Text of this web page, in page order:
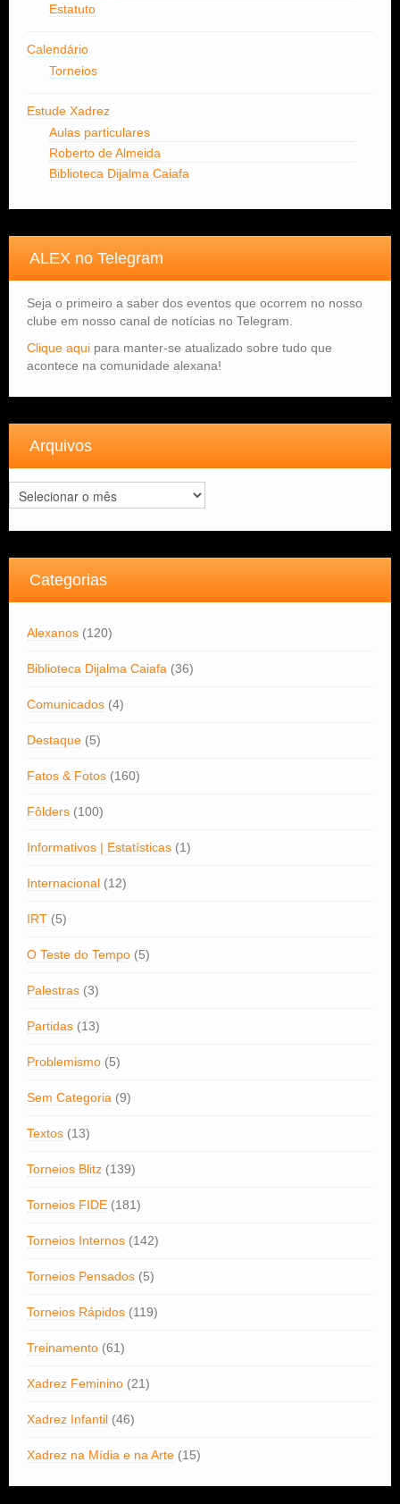
Estatuto
Calendário
Torneios
Estude Xadrez
Aulas particulares
Roberto de Almeida
Biblioteca Dijalma Caiafa
ALEX no Telegram
Seja o primeiro a saber dos eventos que ocorrem no nosso
clube em nosso canal de notícias no Telegram.
Clique aqui para manter-se atualizado sobre tudo que
acontece na comunidade alexana!
Arquivos
Arquivos
Categorias
Alexanos (120)
Biblioteca Dijalma Caiafa (36)
Comunicados (4)
Destaque (5)
Fatos & Fotos (160)
Fôlders (100)
Informativos | Estatísticas (1)
Internacional (12)
IRT (5)
O Teste do Tempo (5)
Palestras (3)
Partidas (13)
Problemismo (5)
Sem Categoria (9)
Textos (13)
Torneios Blitz (139)
Torneios FIDE (181)
Torneios Internos (142)
Torneios Pensados (5)
Torneios Rápidos (119)
Treinamento (61)
Xadrez Feminino (21)
Xadrez Infantil (46)
Xadrez na Mídia e na Arte (15)